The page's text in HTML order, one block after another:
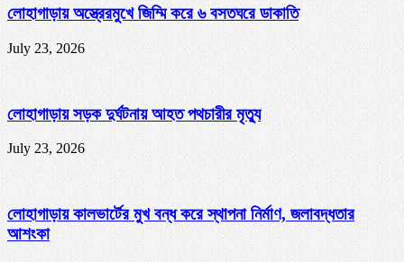
লোহাগাড়ায় অস্ত্রেরমুখে জিম্মি করে ৬ বসতঘরে ডাকাতি
July 23, 2026
লোহাগাড়ায় সড়ক দুর্ঘটনায় আহত পথচারীর মৃত্যু
July 23, 2026
লোহাগাড়ায় কালভার্টের মুখ বন্ধ করে স্থাপনা নির্মাণ, জলাবদ্ধতার
আশংকা